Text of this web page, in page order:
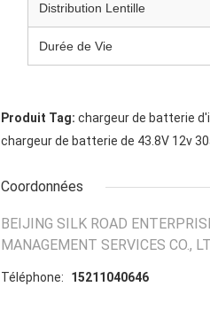
Distribution Lentille
Durée de Vie
Produit Tag: chargeur de batterie
chargeur de batterie de 43.8V 12v
Coordonnées
BEIJING SILK ROAD
MANAGEMENT SERVICES CO.,
Téléphone: 15211040646